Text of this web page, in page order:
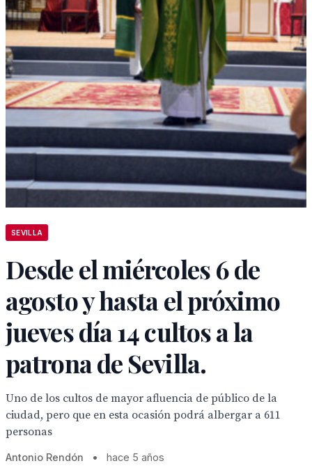
SEVILLA
Desde el miércoles 6 de
agosto y hasta el próximo
jueves día 14 cultos a la
patrona de Sevilla.
Uno de los cultos de mayor afluencia de público de la
ciudad, pero que en esta ocasión podrá albergar a 611
personas
Antonio Rendón • hace 5 años